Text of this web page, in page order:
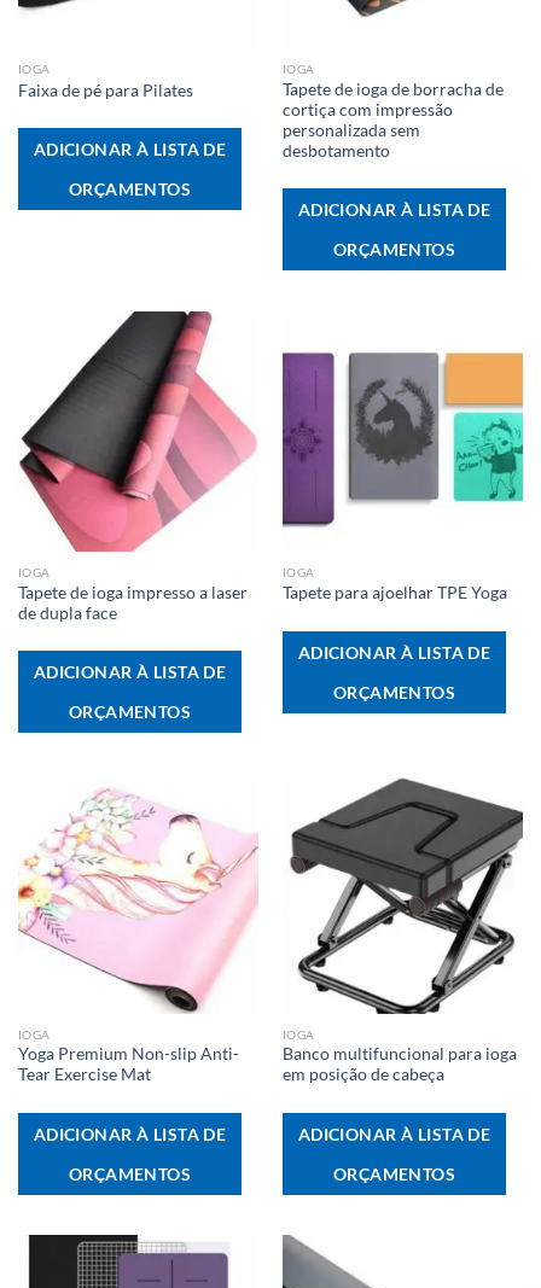
IOGA
Faixa de pé para Pilates
ADICIONAR À LISTA DE
ORÇAMENTOS
IOGA
Tapete de ioga de borracha de
cortiça com impressão
personalizada sem
desbotamento
ADICIONAR À LISTA DE
ORÇAMENTOS
IOGA
Tapete de ioga impresso a laser
de dupla face
ADICIONAR À LISTA DE
ORÇAMENTOS
IOGA
Tapete para ajoelhar TPE Yoga
ADICIONAR À LISTA DE
ORÇAMENTOS
IOGA
Yoga Premium Non-slip Anti-
Tear Exercise Mat
ADICIONAR À LISTA DE
ORÇAMENTOS
IOGA
Banco multifuncional para ioga
em posição de cabeça
ADICIONAR À LISTA DE
ORÇAMENTOS